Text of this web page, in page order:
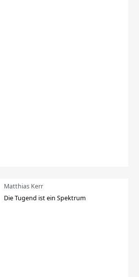
Matthias Kerr
Die Tugend ist ein Spektrum